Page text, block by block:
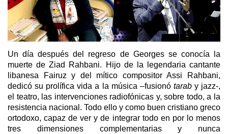
Un día después del regreso de Georges se conocía la
muerte de Ziad Rahbani. Hijo de la legendaria cantante
libanesa Fairuz y del mítico compositor Assi Rahbani,
dedicó su prolífica vida a la música –fusionó taraby jazz-,
el teatro, las intervenciones radiofónicas y, sobre todo, a la
resistencia nacional. Todo ello y como buen cristiano greco
ortodoxo, capaz de ver y de integrar todo en por lo menos
tres dimensiones complementarias y nunca